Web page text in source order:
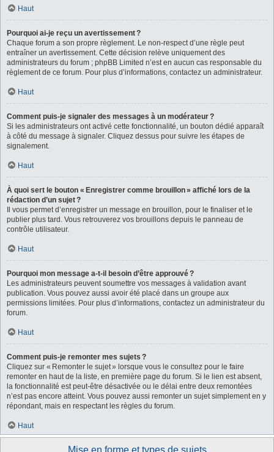
Haut
Pourquoi ai-je reçu un avertissement ?
Chaque forum a son propre règlement. Le non-respect d’une règle peut
entraîner un avertissement. Cette décision relève uniquement des
administrateurs du forum ; phpBB Limited n’est en aucun cas responsable du
règlement de ce forum. Pour plus d’informations, contactez un administrateur.
Haut
Comment puis-je signaler des messages à un modérateur ?
Si les administrateurs ont activé cette fonctionnalité, un bouton dédié apparaît
à côté du message à signaler. Cliquez dessus pour suivre les étapes de
signalement.
Haut
À quoi sert le bouton « Enregistrer comme brouillon » affiché lors de la
rédaction d’un sujet ?
Il vous permet d’enregistrer un message en brouillon, pour le finaliser et le
publier plus tard. Vous retrouverez vos brouillons depuis le panneau de
contrôle utilisateur.
Haut
Pourquoi mon message a-t-il besoin d’être approuvé ?
Les administrateurs peuvent soumettre vos messages à validation avant
publication. Vous pouvez aussi avoir été placé dans un groupe aux
permissions limitées. Pour plus d’informations, contactez un administrateur du
forum.
Haut
Comment puis-je remonter mes sujets ?
Cliquez sur « Remonter le sujet » lorsque vous le consultez pour le faire
remonter en haut de la liste, en première page du forum. Si le lien est absent,
la fonctionnalité est peut-être désactivée ou le délai entre deux remontées
n’est pas encore atteint. Vous pouvez aussi remonter un sujet simplement en y
répondant, mais en respectant les règles du forum.
Haut
Mise en forme et types de sujets